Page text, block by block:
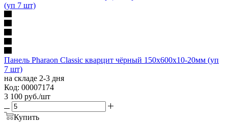
Панель Pharaon Classic кварцит чёрный 150х600х10-20мм (уп
7 шт)
на складе 2-3 дня
Код: 00007174
3 100 руб./шт
Купить